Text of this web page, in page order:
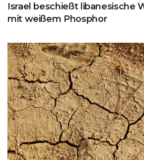
Israel beschießt libanesische
mit weißem Phosphor